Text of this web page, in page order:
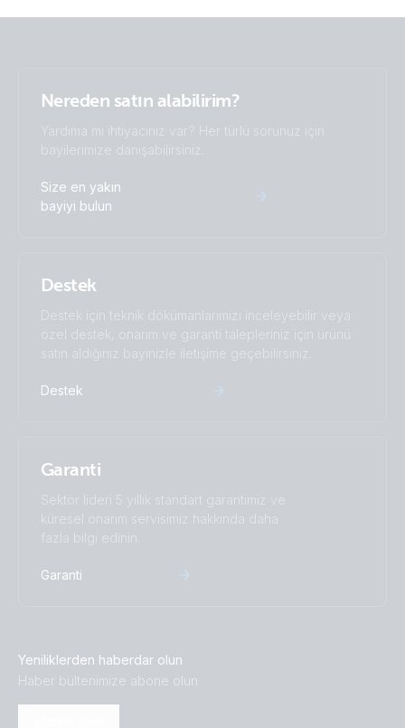
Busbar 250A 4P + ABS cover (top cover)
Busbar 250A 4P + ABS cover (top)
Busbar 250A 6P +cover (front)
Busbar 250A 6P +cover (with cover_frontside)
Busbar 250A 6P +cover(right-cover) (2)
Busbar 600A 4P + ABS cover (cover-left)
Busbar 600A 4P + ABS cover (cover-right)
Nereden satın alabilirim?
Yardıma mı ihtiyacınız var? Her türlü sorunuz için
bayilerimize danışabilirsiniz.
Size en yakın
bayiyi bulun
Destek
Destek için teknik dökümanlarımızı inceleyebilir veya
özel destek, onarım ve garanti talepleriniz için ürünü
satın aldığınız bayinizle iletişime geçebilirsiniz.
Destek
Garanti
Sektör lideri 5 yıllık standart garantimiz ve
küresel onarım servisimiz hakkında daha
fazla bilgi edinin.
Garanti
Yeniliklerden haberdar olun
Haber bültenimize abone olun